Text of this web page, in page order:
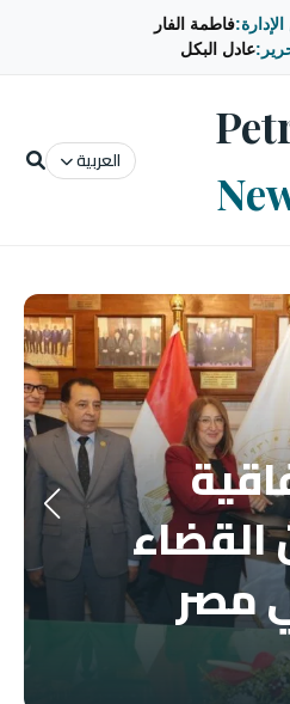
فاطمة الفار
عادل البكل
العربية
القضاء
مصر